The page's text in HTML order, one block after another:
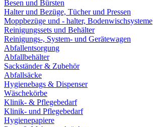
Besen und Bürsten
Halter und Bezüge, Tücher und Pressen
Moppbezüge und - halter, Bodenwischsysteme
Reinigungssets und Behälter
Reinigungs-, System- und Gerätewagen
Abfallentsorgung
Abfallbehälter
Sackständer & Zubehör
Abfallsäcke
Hygienebags & Dispenser
Wäschekörbe
Klinik- & Pflegebedarf
Klinik- und Pflegebedarf
Hygienepapiere